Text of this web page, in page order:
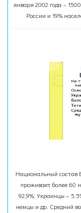
января 2002 года –
России и 19%
Национальный состав
проживает более 60
92,9%; Украинцы –
немцы и др. Средний